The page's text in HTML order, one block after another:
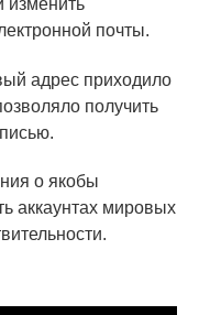
почты.
адрес приходило
получить
о якобы
аккаунтах мировых